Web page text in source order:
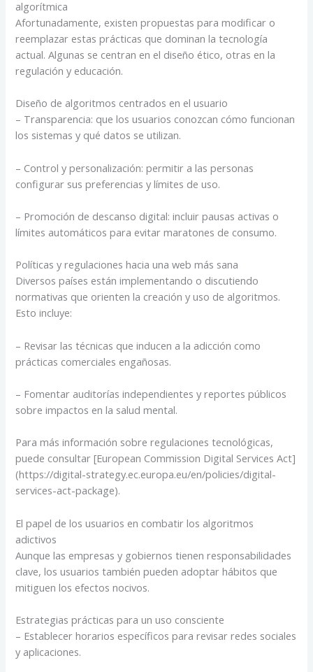
algorítmica
Afortunadamente, existen propuestas para modificar o
reemplazar estas prácticas que dominan la tecnología
actual. Algunas se centran en el diseño ético, otras en la
regulación y educación.
Diseño de algoritmos centrados en el usuario
– Transparencia: que los usuarios conozcan cómo funcionan
los sistemas y qué datos se utilizan.
– Control y personalización: permitir a las personas
configurar sus preferencias y límites de uso.
– Promoción de descanso digital: incluir pausas activas o
límites automáticos para evitar maratones de consumo.
Políticas y regulaciones hacia una web más sana
Diversos países están implementando o discutiendo
normativas que orienten la creación y uso de algoritmos.
Esto incluye:
– Revisar las técnicas que inducen a la adicción como
prácticas comerciales engañosas.
– Fomentar auditorías independientes y reportes públicos
sobre impactos en la salud mental.
Para más información sobre regulaciones tecnológicas,
puede consultar [European Commission Digital Services Act]
(https://digital-strategy.ec.europa.eu/en/policies/digital-
services-act-package).
El papel de los usuarios en combatir los algoritmos
adictivos
Aunque las empresas y gobiernos tienen responsabilidades
clave, los usuarios también pueden adoptar hábitos que
mitiguen los efectos nocivos.
Estrategias prácticas para un uso consciente
– Establecer horarios específicos para revisar redes sociales
y aplicaciones.